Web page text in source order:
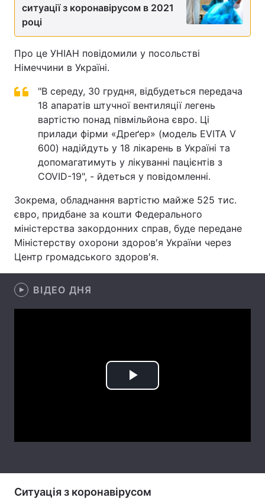
Техно і зв'язок Лайт
Зброя Інциденти
Здоров'я Туризм
Цікавинки Погода
Екологія Регіони
Лонгріди
Відео з Youtube Статті
Інтерв'ю Думки
Архів Вакансії
Контакти
ситуації з коронавірусом в 2021
році
Про це УНІАН повідомили у посольстві
Німеччини в Україні.
"В середу, 30 грудня, відбудеться передача
18 апаратів штучної вентиляції легень
вартістю понад півмільйона євро. Ці
прилади фірми «Дреґер» (модель EVITA V
600) надійдуть у 18 лікарень в Україні та
допомагатимуть у лікуванні пацієнтів з
COVID-19", - йдеться у повідомленні.
Зокрема, обладнання вартістю майже 525 тис.
євро, придбане за кошти Федерального
міністерства закордонних справ, буде передане
Міністерству охорони здоров′я України через
Центр громадського здоров′я.
ВІДЕО ДНЯ
Play
Ситуація з коронавірусом